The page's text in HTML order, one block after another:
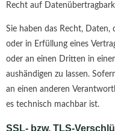
Recht auf
Sie haben das Recht,
oder in Erfüllung eines
oder an einen Dritten in
aushändigen zu lassen.
an einen anderen
es technisch machbar ist.
SSL- bzw. TLS-